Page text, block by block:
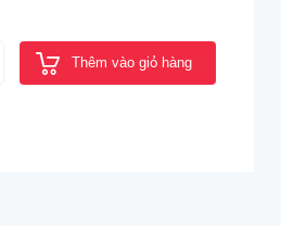
Thêm vào giỏ hàng